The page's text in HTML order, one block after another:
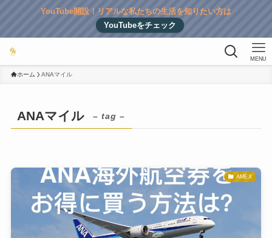
YouTube開設！リアルな私たちの生活を知りたい方は
YouTubeをチェック
MENU
ホーム ANAマイル
ANAマイル – tag –
AMEX